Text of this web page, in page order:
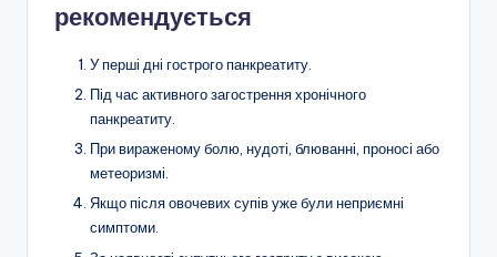
рекомендується
У перші дні гострого панкреатиту.
Під час активного загострення хронічного
панкреатиту.
При вираженому болю, нудоті, блюванні, проносі або
метеоризмі.
Якщо після овочевих супів уже були неприємні
симптоми.